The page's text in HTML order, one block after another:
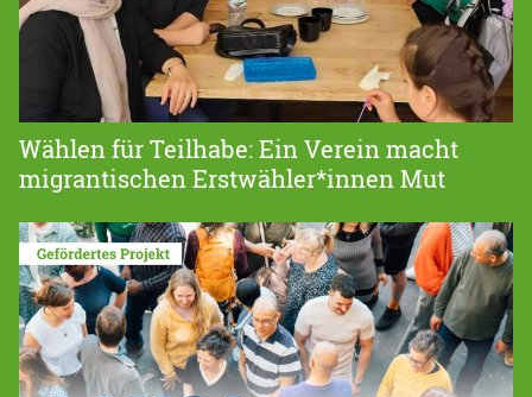
Wählen für Teilhabe: Ein Verein macht
migrantischen Erstwähler*innen Mut